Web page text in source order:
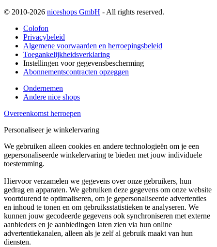
© 2010-2026 niceshops GmbH - All rights reserved.
Colofon
Privacybeleid
Algemene voorwaarden en herroepingsbeleid
Toegankelijkheidsverklaring
Instellingen voor gegevensbescherming
Abonnementscontracten opzeggen
Ondernemen
Andere nice shops
Overeenkomst herroepen
Personaliseer je winkelervaring
We gebruiken alleen cookies en andere technologieën om je een
gepersonaliseerde winkelervaring te bieden met jouw individuele
toestemming.
Hiervoor verzamelen we gegevens over onze gebruikers, hun
gedrag en apparaten. We gebruiken deze gegevens om onze website
voortdurend te optimaliseren, om je gepersonaliseerde advertenties
en inhoud te tonen en om gebruiksstatistieken te analyseren. We
kunnen jouw gecodeerde gegevens ook synchroniseren met externe
aanbieders en je aanbiedingen laten zien via hun online
advertentiekanalen, alleen als je zelf al gebruik maakt van hun
diensten.